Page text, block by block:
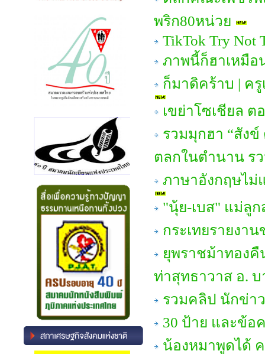
พริก80หน่วย
TikTok Try Not
ภาพนี้ก็ฮาเหมือ
ก็มาดิคร้าบ | ครู
เขย่าโซเชียล ต
รวมมุกฮา “สังข์
ตลกในตำนาน ร
ภาษาอังกฤษไม่
"นุ้ย-เบส" แม่ลูก
กระเทยรายงาน
ยุพราชม้าทอง
ท่าสุทธาวาส อ.
รวมคลิป นักข่า
30 ป้าย และข้อ
น้องหมาพูดได้